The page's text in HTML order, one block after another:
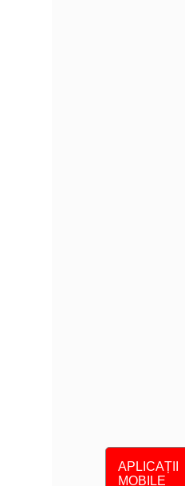
APLICAȚII
MOBILE